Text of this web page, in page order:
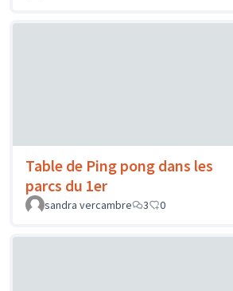
Table de Ping pong dans les
parcs du 1er
sandra vercambre
3 0